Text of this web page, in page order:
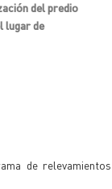
del predio
lugar de
de relevamientos